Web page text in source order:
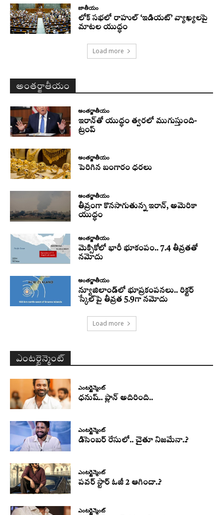
జాతీయం
లోక్ సభలో రాహుల్ ‘ఇడియట్’ వ్యాఖ్యలపై
మాటల యుద్ధం
Load more
అంతర్జాతీయం
అంతర్జాతీయం
ఇరాన్‌తో యుద్ధం త్వరలో ముగుస్తుంది-
ట్రంప్‌
అంతర్జాతీయం
పెరిగిన బంగారం ధరలు
అంతర్జాతీయం
తీవ్రంగా కొనసాగుతున్న ఇరాన్‌, అమెరికా
యుద్ధం
అంతర్జాతీయం
మెక్సికోలో భారీ భూకంపం.. 7.4 తీవ్రతతో
నమోదు
అంతర్జాతీయం
న్యూజిలాండ్‌లో భూప్రకంపనలు.. రిక్టర్‌
స్కేల్‌పై తీవ్రత 5.9గా నమోదు
Load more
ఎంటర్టైన్మెంట్
ఎంటర్టైన్మెంట్
ధనుష్‌.. ప్లాన్ అదిరింది..
ఎంటర్టైన్మెంట్
డిసెంబర్ రేసులో.. చైతూ నిజమేనా..?
ఎంటర్టైన్మెంట్
పవర్ స్టార్ ఓజీ 2 ఆగిందా..?
ఎంటర్టైన్మెంట్